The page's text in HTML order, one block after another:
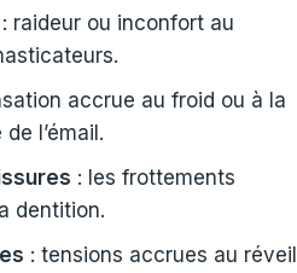
: raideur ou inconfort au
accrue au froid ou à la
l’émail.
: les frottements
dentition.
: tensions accrues au réveil